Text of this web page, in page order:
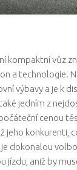
kompaktní vůz
a technologie.
výbavy a je k
jedním z
cenou
jeho konkurenti,
dokonalou
jízdu, aniž by